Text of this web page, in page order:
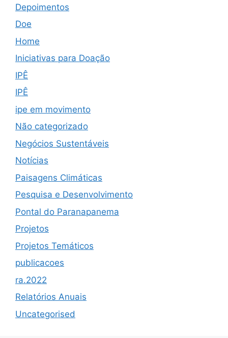
Depoimentos
Doe
Home
Iniciativas para Doação
IPÊ
IPÊ
ipe em movimento
Não categorizado
Negócios Sustentáveis
Notícias
Paisagens Climáticas
Pesquisa e Desenvolvimento
Pontal do Paranapanema
Projetos
Projetos Temáticos
publicacoes
ra.2022
Relatórios Anuais
Uncategorised